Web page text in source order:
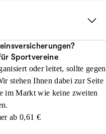
mit
für Ihren Landessportbund
Vor Ort erstellen
für Ihren Verein.
Wir helfen Ihnen dann
haben, melden Sie
Haftpflichtversicherung.
Sportvereine
oder leitet, sollte gegen
stehen Ihnen dabei zur Seite
im Markt wie keine zweiten
ab 0,61 €